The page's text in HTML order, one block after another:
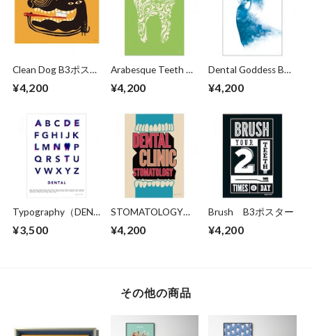
Clean Dog B3ポスタ
¥4,200
Arabesque Teeth B3
¥4,200
Dental Goddess B3
¥4,200
Typography（DENT
¥3,500
STOMATOLOGY
¥4,200
Brush B3ポスター
¥4,200
その他の商品